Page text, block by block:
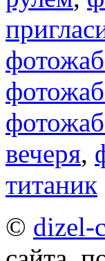
вечеря,
титаник
© dizel-